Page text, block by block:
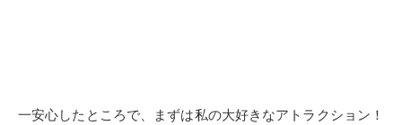
一安心したところで、まずは私の大好きなアトラクション！